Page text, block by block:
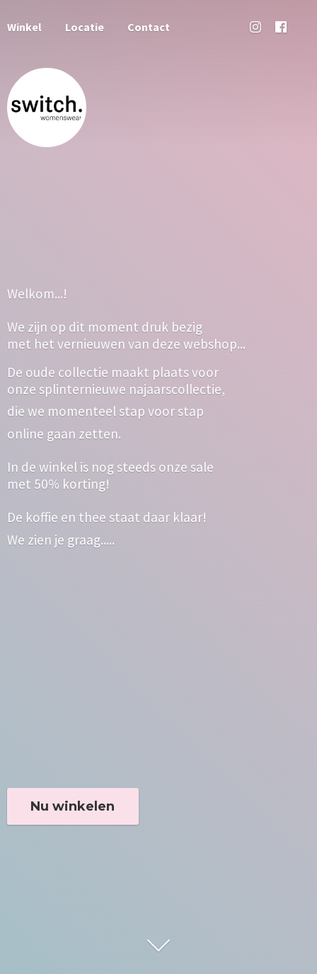
Winkel Locatie Contact
Welkom...!
We zijn op dit moment druk bezig
met het vernieuwen van deze webshop...
De oude collectie maakt plaats voor
onze splinternieuwe najaarscollectie,
die we momenteel stap voor stap
online gaan zetten.
In de winkel is nog steeds onze sale
met 50% korting!
De koffie en thee staat daar klaar!
We zien je graag.....
Nu winkelen